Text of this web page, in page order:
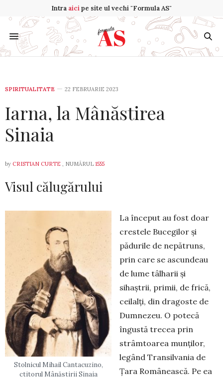
Intra aicipe site ul vechi "Formula AS"
SPIRITUALITATE 22 FEBRUARIE 2023
Iarna, la Mânăstirea
Sinaia
by CRISTIAN CURTE , NUMĂRUL 1555
Visul călugărului
Stolnicul Mihail Cantacuzino,
ctitorul Mânăstirii Sinaia
La început au fost doar
crestele Bucegilor și
pădurile de nepătruns,
prin care se ascundeau
de lume tâlharii și
sihaștrii, primii, de frică,
ceilalți, din dragoste de
Dumnezeu. O potecă
îngustă trecea prin
strâmtoarea munților,
legând Transilvania de
Țara Românească. Pe ea